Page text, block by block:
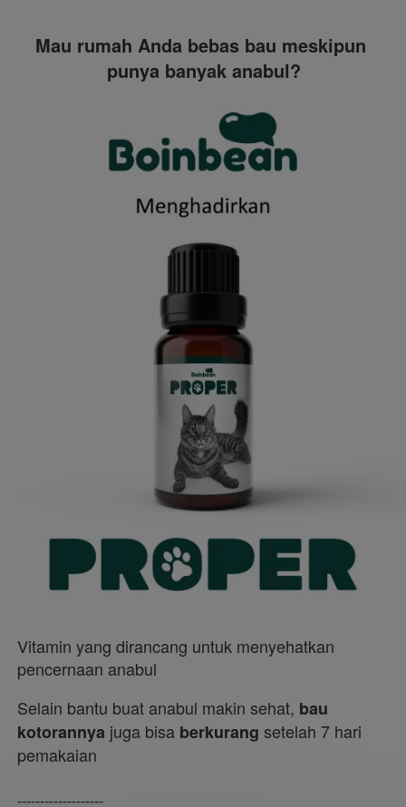
Mau rumah Anda bebas bau meskipun
punya banyak anabul?
Vitamin yang dirancang untuk menyehatkan
pencernaan anabul
Selain bantu buat anabul makin sehat, bau
kotorannya juga bisa berkurang setelah 7 hari
pemakaian
-------------------